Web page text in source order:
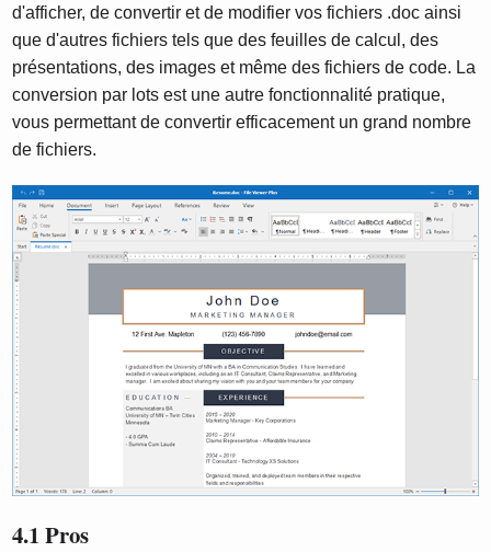
d'afficher, de convertir et de modifier vos fichiers .doc ainsi
que d'autres fichiers tels que des feuilles de calcul, des
présentations, des images et même des fichiers de code. La
conversion par lots est une autre fonctionnalité pratique,
vous permettant de convertir efficacement un grand nombre
de fichiers.
4.1 Pros